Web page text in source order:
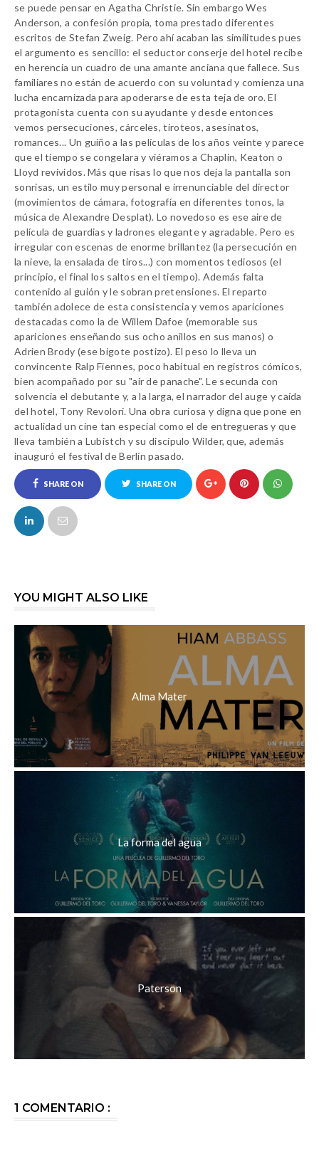
se puede pensar en Agatha Christie. Sin embargo Wes
Anderson, a confesión propia, toma prestado diferentes
escritos de Stefan Zweig. Pero ahí acaban las similitudes pues
el argumento es sencillo: el seductor conserje del hotel recibe
en herencia un cuadro de una amante anciana que fallece. Sus
familiares no están de acuerdo con su voluntad y comienza una
lucha encarnizada para apoderarse de esta teja de oro. El
protagonista cuenta con su ayudante y desde entonces
vemos persecuciones, cárceles, tiroteos, asesinatos,
romances... Un guiño a las películas de los años veinte y parece
que el tiempo se congelara y viéramos a Chaplin, Keaton o
Lloyd revividos. Más que risas lo que nos deja la pantalla son
sonrisas, un estilo muy personal e irrenunciable del director
(movimientos de cámara, fotografía en diferentes tonos, la
música de Alexandre Desplat). Lo novedoso es ese aire de
película de guardias y ladrones elegante y agradable. Pero es
irregular con escenas de enorme brillantez (la persecución en
la nieve, la ensalada de tiros...) con momentos tediosos (el
principio, el final los saltos en el tiempo). Además falta
contenido al guión y le sobran pretensiones. El reparto
también adolece de esta consistencia y vemos apariciones
destacadas como la de Willem Dafoe (memorable sus
apariciones enseñando sus ocho anillos en sus manos) o
Adrien Brody (ese bigote postizo). El peso lo lleva un
convincente Ralp Fiennes, poco habitual en registros cómicos,
bien acompañado por su "air de panache". Le secunda con
solvencia el debutante y, a la larga, el narrador del auge y caída
del hotel, Tony Revolori. Una obra curiosa y digna que pone en
actualidad un cine tan especial como el de entregueras y que
lleva también a Lubistch y su discípulo Wilder, que, además
inauguró el festival de Berlín pasado.
SHARE ON
FACEBOOK
SHARE ON
YOU MIGHT ALSO LIKE
Alma Mater
La forma del agua
Paterson
1 COMENTARIO :